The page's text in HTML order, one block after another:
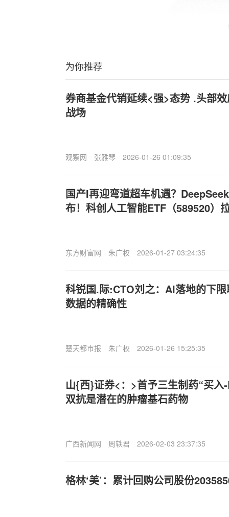
为你推荐
券商基金代销延续<强>态势 .头部
战场
观察网 张雅琴 2026-01-26 01:09:35
国产I再迎弯道超车机遇？
布！科创人工智能ETF（589520）
东方财富网 朱广权 2026-01-27 03:24:35
科锐国.际:CTO刘之：AI落地的下
数据的精确性
楚天都市报 朱广权 2026-01-26 15:25:35
山{西}证券<：>首予三生制药“买入
双抗是潜在的肿瘤基石药物
广西新闻网 周轶君 2026-02-03 23:37:35
格林‘美’：累计回购公司股份